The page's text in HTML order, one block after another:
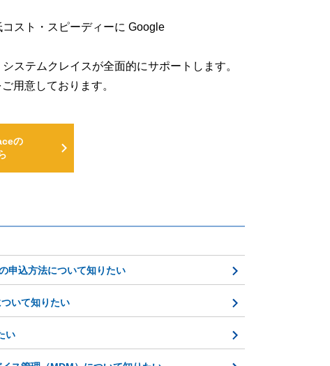
スト・スピーディーに Google
ステムクレイスが全面的にサポートします。
用意しております。
の
込方法について知りたい
いて知りたい
い